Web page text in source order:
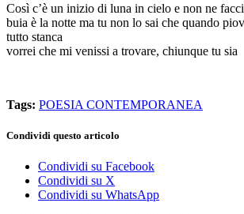
Così c’è un inizio di luna in cielo e non ne
buia è la notte ma tu non lo sai che quando
tutto stanca
vorrei che mi venissi a trovare, chiunque tu sia
Tags: POESIA CONTEMPORANEA
Condividi questo articolo
Condividi su Facebook
Condividi su X
Condividi su WhatsApp